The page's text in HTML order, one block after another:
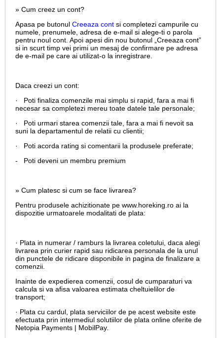
» Cum creez un cont?
Apasa pe butonul Creeaza cont si completezi campurile cu
numele, prenumele, adresa de e-mail si alege-ti o parola
pentru noul cont. Apoi apesi din nou butonul „Creeaza cont”
si in scurt timp vei primi un mesaj de confirmare pe adresa
de e-mail pe care ai utilizat-o la inregistrare.
Daca creezi un cont:
· Poti finaliza comenzile mai simplu si rapid, fara a mai fi
necesar sa completezi mereu toate datele tale personale;
· Poti urmari starea comenzii tale, fara a mai fi nevoit sa
suni la departamentul de relatii cu clientii;
· Poti acorda rating si comentarii la produsele preferate;
- Poti deveni un membru premium
» Cum platesc si cum se face livrarea?
Pentru produsele achizitionate pe www.horeking.ro ai la
dispozitie urmatoarele modalitati de plata:
· Plata in numerar / ramburs la livrarea coletului, daca alegi
livrarea prin curier rapid sau ridicarea personala de la unul
din punctele de ridicare disponibile in pagina de finalizare a
comenzii.
Inainte de expedierea comenzii, cosul de cumparaturi va
calcula si va afisa valoarea estimata cheltuielilor de
transport;
· Plata cu cardul, plata serviciilor de pe acest website este
efectuata prin intermediul solutiilor de plata online oferite de
Netopia Payments | MobilPay.